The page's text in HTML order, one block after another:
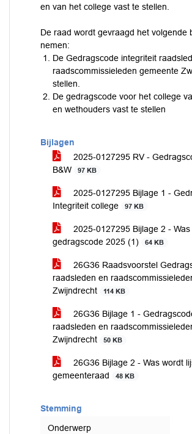
en van het college vast te stellen.
De raad wordt gevraagd het volgende
nemen:
De Gedragscode integriteit
raadscommissieleden gemeente
stellen.
De gedragscode voor het college
en wethouders vast te stellen
Bijlagen
2025-0127295 RV -
B&W
97 KB
2025-0127295 Bijlage 1 -
Integriteit college
97 KB
2025-0127295 Bijlage 2 -
gedragscode 2025 (1)
64 KB
26G36 Raadsvoorstel
raadsleden en
Zwijndrecht
114 KB
26G36 Bijlage 1 -
raadsleden en
Zwijndrecht
50 KB
26G36 Bijlage 2 - Was wordt
gemeenteraad
48 KB
Stemming
Onderwerp